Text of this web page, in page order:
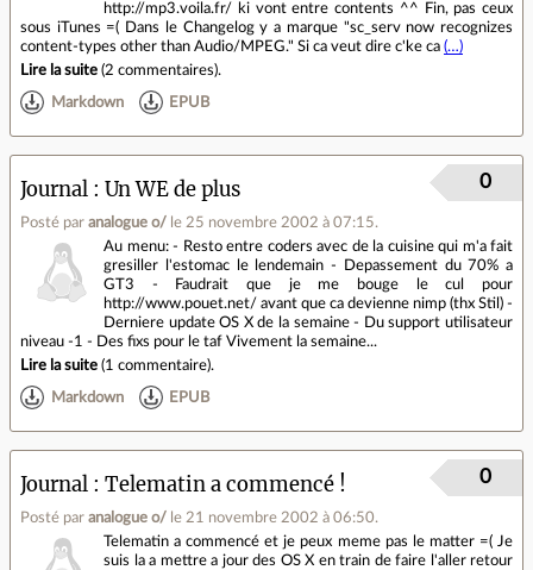
http://mp3.voila.fr/ ki vont entre contents ^^ Fin, pas ceux
sous iTunes =( Dans le Changelog y a marque "sc_serv now recognizes
content-types other than Audio/MPEG." Si ca veut dire c'ke ca (…)
Lire la suite (2 commentaires).
Markdown EPUB
Journal Un WE de plus
Posté par analogue o/ le 25 novembre 2002 à 07:15.
0
Au menu: - Resto entre coders avec de la cuisine qui m'a fait
gresiller l'estomac le lendemain - Depassement du 70% a
GT3 - Faudrait que je me bouge le cul pour
http://www.pouet.net/ avant que ca devienne nimp (thx Stil) -
Derniere update OS X de la semaine - Du support utilisateur
niveau -1 - Des fixs pour le taf Vivement la semaine...
Lire la suite (1 commentaire).
Markdown EPUB
Journal Telematin a commencé !
Posté par analogue o/ le 21 novembre 2002 à 06:50.
0
Telematin a commencé et je peux meme pas le matter =( Je
suis la a mettre a jour des OS X en train de faire l'aller retour